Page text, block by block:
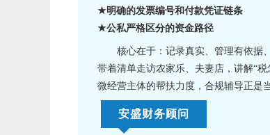
★明确的发票编号和付款凭证链条
★公私严格区分的资金路径
核心在于：记录真实、管理有依据
带着清单走访农家乐、夫妻店，讲解“
微经营主体的帮扶力度 ， 合规辅导正是
安盛财务顾问